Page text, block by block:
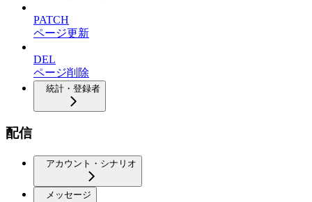
PATCH
ページ更新
DEL
ページ削除
統計・登録者
配信
アカウント・シナリオ
メッセージ